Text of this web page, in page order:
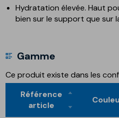
Hydratation élevée. Haut
bien sur le support que sur
Gamme
Ce produit existe dans les
Référence
article